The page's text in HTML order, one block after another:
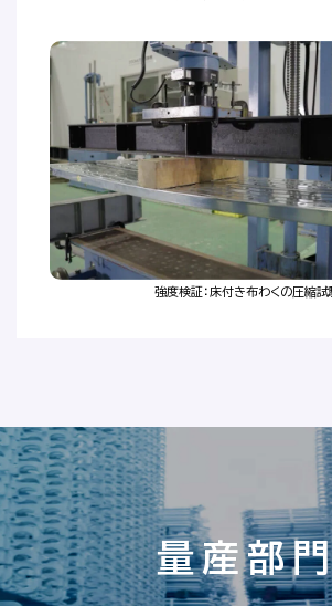
強度検証：床付き布わくの圧縮試
量産部